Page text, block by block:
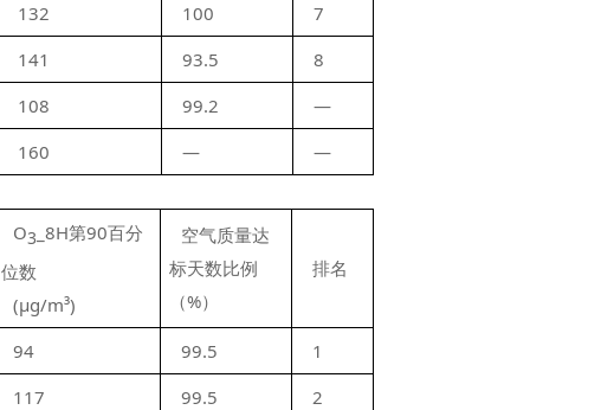
132 100
7
141 93.5
8
108 99.2
—
160 —
—
O3 _8H第90百分
位数
(μg/m³)
空气质量达
标天数比例
（%）
排名
94 99.5
1
117 99.5
2